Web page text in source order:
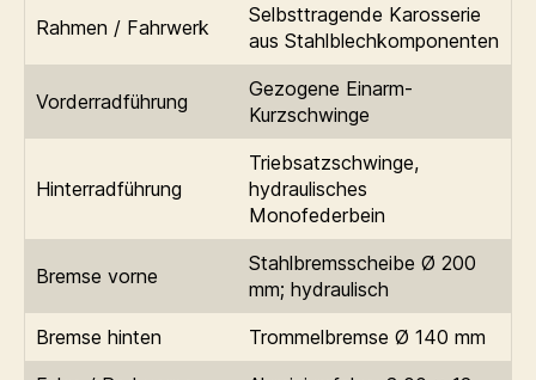
Rahmen / Fahrwerk
Selbsttragende Karosserie
aus Stahlblechkomponenten
Vorderradführung
Gezogene Einarm-
Kurzschwinge
Hinterradführung
Triebsatzschwinge,
hydraulisches
Monofederbein
Bremse vorne
Stahlbremsscheibe Ø 200
mm; hydraulisch
Bremse hinten
Trommelbremse Ø 140 mm